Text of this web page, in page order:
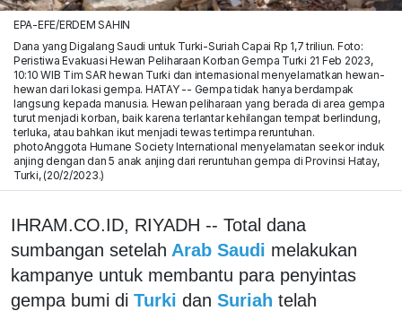
EPA-EFE/ERDEM SAHIN
Dana yang Digalang Saudi untuk Turki-Suriah Capai Rp 1,7 triliun. Foto:
Peristiwa Evakuasi Hewan Peliharaan Korban Gempa Turki 21 Feb 2023,
10:10 WIB Tim SAR hewan Turki dan internasional menyelamatkan hewan-
hewan dari lokasi gempa. HATAY -- Gempa tidak hanya berdampak
langsung kepada manusia. Hewan peliharaan yang berada di area gempa
turut menjadi korban, baik karena terlantar kehilangan tempat berlindung,
terluka, atau bahkan ikut menjadi tewas tertimpa reruntuhan.
photoAnggota Humane Society International menyelamatan seekor induk
anjing dengan dan 5 anak anjing dari reruntuhan gempa di Provinsi Hatay,
Turki, (20/2/2023.)
IHRAM.CO.ID, RIYADH -- Total dana
sumbangan setelah Arab Saudi melakukan
kampanye untuk membantu para penyintas
gempa bumi di Turki dan Suriah telah